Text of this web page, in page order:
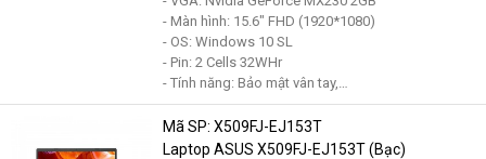
- Màn hình: 15.6" FHD (1920*1080)
- OS: Windows 10 SL
- Pin: 2 Cells 32WHr
- Tính năng: Bảo mật vân tay,…
Mã SP: X509FJ-EJ153T
Laptop ASUS X509FJ-EJ153T (Bạc)